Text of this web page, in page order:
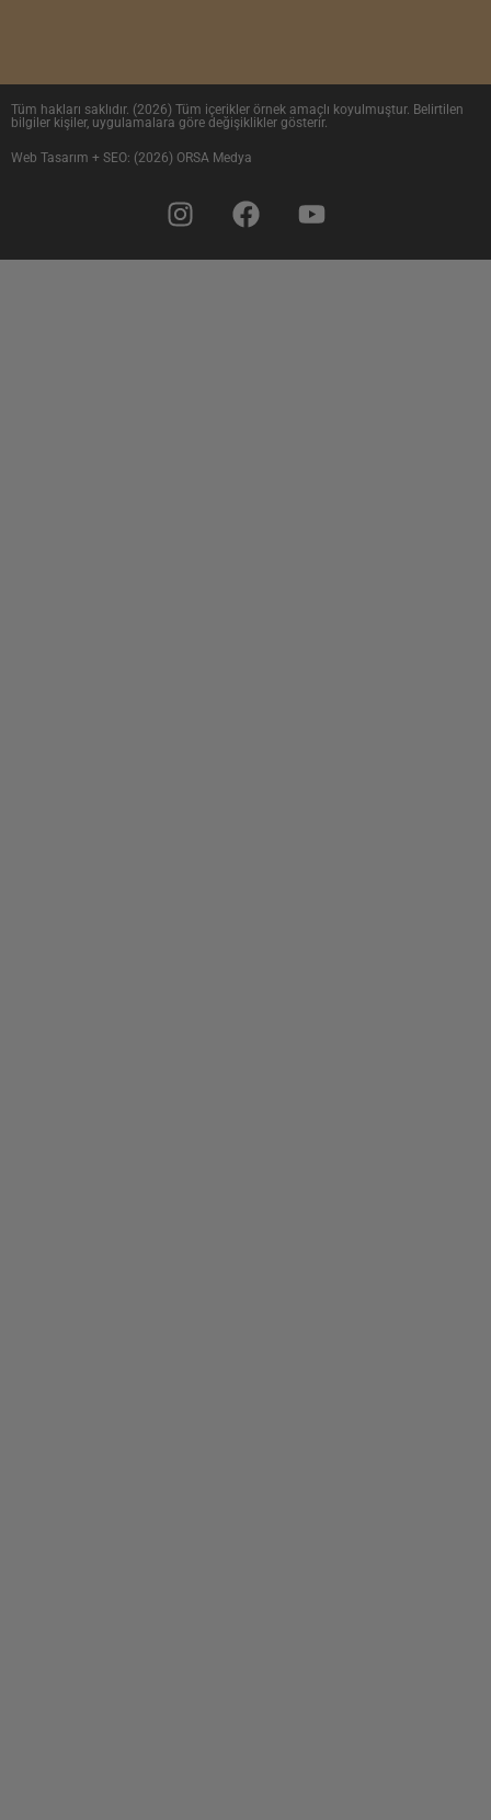
Tüm hakları saklıdır. (2026) Tüm içerikler örnek amaçlı koyulmuştur. Belirtilen
bilgiler kişiler, uygulamalara göre değişiklikler gösterir.
Web Tasarım + SEO: (2026) ORSA Medya